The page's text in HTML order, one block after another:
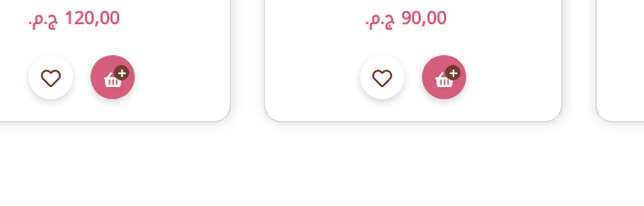
90٫00 ج.م.‏ 120٫00 ج.م.‏